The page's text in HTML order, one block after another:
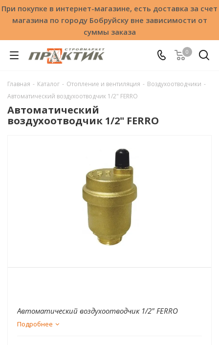
При покупке в интернет-магазине, есть доставка за счет
магазина по городу Бобруйску вне зависимости от
суммы заказа
0
Главная - Каталог - Отопление и вентиляция - Воздухоотводчики -
Автоматический воздухоотводчик 1/2" FERRO
Автоматический
воздухоотводчик 1/2" FERRO
Автоматический воздухоотводчик 1/2" FERRO
Подробнее